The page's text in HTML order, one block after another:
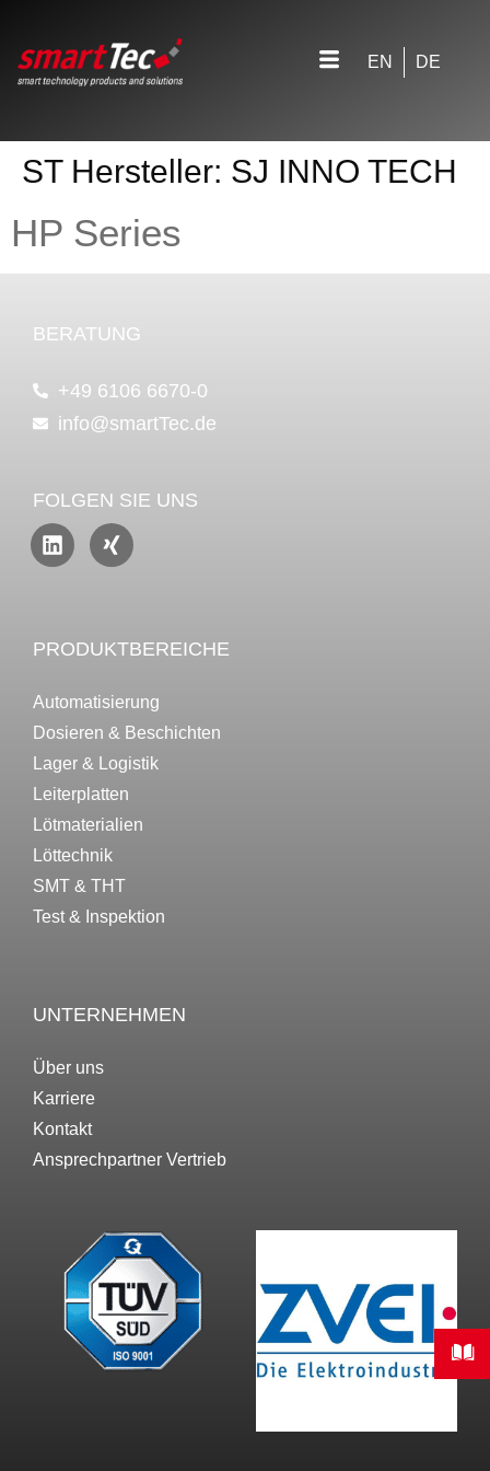
EN DE
ST Hersteller: SJ INNO TECH
HP Series
BERATUNG
+49 6106 6670-0
info@smartTec.de
FOLGEN SIE UNS
PRODUKTBEREICHE
Automatisierung
Dosieren & Beschichten
Lager & Logistik
Leiterplatten
Lötmaterialien
Löttechnik
SMT & THT
Test & Inspektion
UNTERNEHMEN
Über uns
Karriere
Kontakt
Ansprechpartner Vertrieb